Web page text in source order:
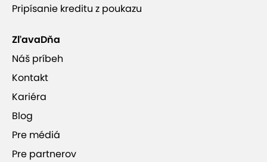
Pripísanie kreditu z poukazu
ZľavaDňa
Náš príbeh
Kontakt
Kariéra
Blog
Pre médiá
Pre partnerov